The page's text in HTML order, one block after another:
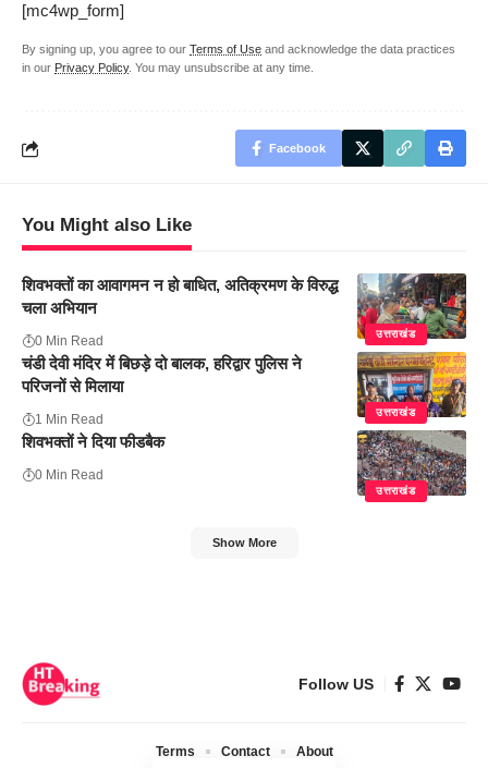
[mc4wp_form]
By signing up, you agree to our Terms of Use and acknowledge the data practices
in our Privacy Policy. You may unsubscribe at any time.
Facebook
You Might also Like
उत्तराखंड
शिवभक्तों का आवागमन न हो बाधित, अतिक्रमण के विरुद्ध
चला अभियान
0 Min Read
उत्तराखंड
चंडी देवी मंदिर में बिछड़े दो बालक, हरिद्वार पुलिस ने
परिजनों से मिलाया
1 Min Read
उत्तराखंड
शिवभक्तों ने दिया फीडबैक
0 Min Read
Show More
Follow US
Terms Contact About